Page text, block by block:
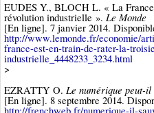
EUDES Y., BLOCH L. « La
révolution industrielle ». Le Monde
[En ligne]. 7 janvier 2014.
http://www.lemonde.fr/economie/
france-est-en-train-de-rater-la-
industrielle_4448233_3234.html
>
EZRATTY O. Le numérique peut-
[En ligne]. 8 septembre 2014.